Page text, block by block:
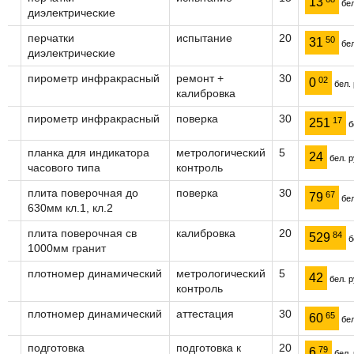
диэлектрические
перчатки
диэлектрические
испытание 20 31 50
пирометр инфракрасный
ремонт +
калибровка
30 0 02 бел.
пирометр инфракрасный поверка 30 251 17
планка для индикатора
часового типа
метрологический
контроль
5 24 бел.
плита поверочная до
630мм кл.1, кл.2
поверка 30 79 67
плита поверочная св
1000мм гранит
калибровка 20 529 84
плотномер динамический
метрологический
контроль
5 42 бел.
плотномер динамический аттестация 30 60 65
подготовка подготовка к 20 79